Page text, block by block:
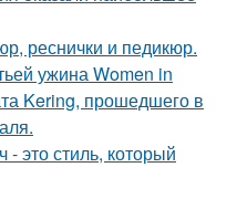
реснички и педикюр.
ужина Women in
Kering, прошедшего в
это стиль, который